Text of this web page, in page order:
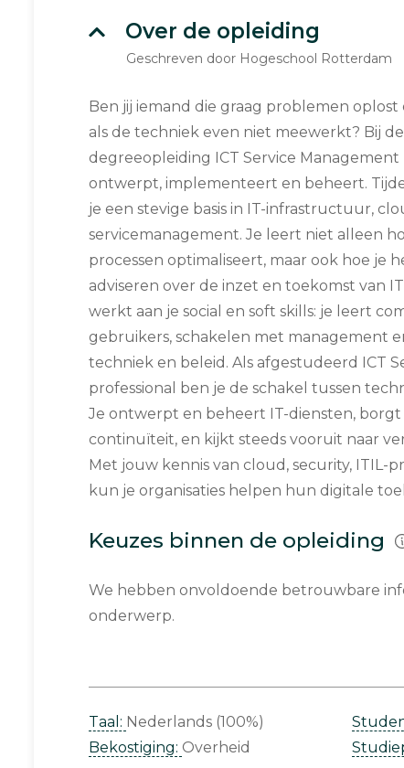
Over de opleiding
Geschreven door Hogeschool Rotterdam
Ben jij iemand die graag problemen
als de techniek even niet meewerkt? Bij
degreeopleiding ICT Service
ontwerpt, implementeert en beheert.
je een stevige basis in IT-infrastructuur,
servicemanagement. Je leert niet alleen
processen optimaliseert, maar ook hoe je
adviseren over de inzet en toekomst van
werkt aan je social en soft skills: je leert
gebruikers, schakelen met management
techniek en beleid. Als afgestudeerd ICT
professional ben je de schakel tussen
Je ontwerpt en beheert IT-diensten, borgt
continuïteit, en kijkt steeds vooruit naar
Met jouw kennis van cloud, security, ITIL-
kun je organisaties helpen hun digitale
Keuzes binnen de opleiding
We hebben onvoldoende betrouwbare
onderwerp.
Taal: Nederlands (100%)
Bekostiging: Overheid